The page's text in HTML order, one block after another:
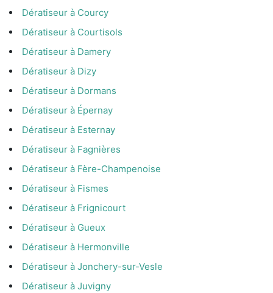
Dératiseur à Courcy
Dératiseur à Courtisols
Dératiseur à Damery
Dératiseur à Dizy
Dératiseur à Dormans
Dératiseur à Épernay
Dératiseur à Esternay
Dératiseur à Fagnières
Dératiseur à Fère-Champenoise
Dératiseur à Fismes
Dératiseur à Frignicourt
Dératiseur à Gueux
Dératiseur à Hermonville
Dératiseur à Jonchery-sur-Vesle
Dératiseur à Juvigny